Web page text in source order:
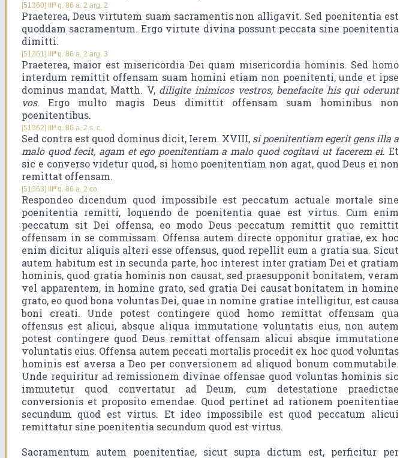
[51360] IIIª q. 86 a. 2 arg. 2
Praeterea, Deus virtutem suam sacramentis non alligavit. Sed poenitentia est
quoddam sacramentum. Ergo virtute divina possunt peccata sine poenitentia
dimitti.
[51361] IIIª q. 86 a. 2 arg. 3
Praeterea, maior est misericordia Dei quam misericordia hominis. Sed homo
interdum remittit offensam suam homini etiam non poenitenti, unde et ipse
dominus mandat, Matth. V, diligite inimicos vestros, benefacite his qui oderunt
vos. Ergo multo magis Deus dimittit offensam suam hominibus non
poenitentibus.
[51362] IIIª q. 86 a. 2 s. c.
Sed contra est quod dominus dicit, Ierem. XVIII, si poenitentiam egerit gens illa a
malo quod fecit, agam et ego poenitentiam a malo quod cogitavi ut facerem ei. Et
sic e converso videtur quod, si homo poenitentiam non agat, quod Deus ei non
remittat offensam.
[51363] IIIª q. 86 a. 2 co.
Respondeo dicendum quod impossibile est peccatum actuale mortale sine
poenitentia remitti, loquendo de poenitentia quae est virtus. Cum enim
peccatum sit Dei offensa, eo modo Deus peccatum remittit quo remittit
offensam in se commissam. Offensa autem directe opponitur gratiae, ex hoc
enim dicitur aliquis alteri esse offensus, quod repellit eum a gratia sua. Sicut
autem habitum est in secunda parte, hoc interest inter gratiam Dei et gratiam
hominis, quod gratia hominis non causat, sed praesupponit bonitatem, veram
vel apparentem, in homine grato, sed gratia Dei causat bonitatem in homine
grato, eo quod bona voluntas Dei, quae in nomine gratiae intelligitur, est causa
boni creati. Unde potest contingere quod homo remittat offensam qua
offensus est alicui, absque aliqua immutatione voluntatis eius, non autem
potest contingere quod Deus remittat offensam alicui absque immutatione
voluntatis eius. Offensa autem peccati mortalis procedit ex hoc quod voluntas
hominis est aversa a Deo per conversionem ad aliquod bonum commutabile.
Unde requiritur ad remissionem divinae offensae quod voluntas hominis sic
immutetur quod convertatur ad Deum, cum detestatione praedictae
conversionis et proposito emendae. Quod pertinet ad rationem poenitentiae
secundum quod est virtus. Et ideo impossibile est quod peccatum alicui
remittatur sine poenitentia secundum quod est virtus.
Sacramentum autem poenitentiae, sicut supra dictum est, perficitur per